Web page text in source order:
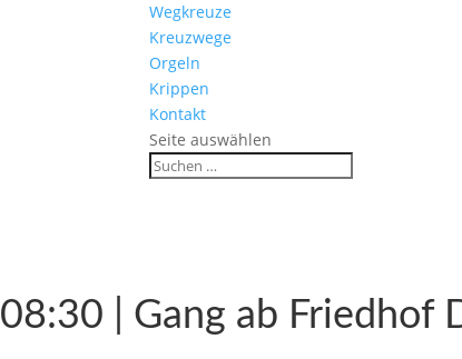
Wegkreuze
Kreuz­wege
Orgeln
Krippen
Kontakt
Seite auswählen
08:30 | Gang ab Friedhof